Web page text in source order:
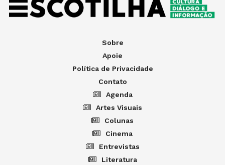
Sobre
Apoie
Política de Privacidade
Contato
Agenda
Artes Visuais
Colunas
Cinema
Entrevistas
Literatura